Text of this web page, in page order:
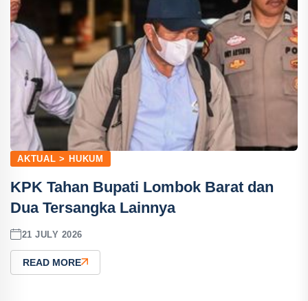
AKTUAL > HUKUM
KPK Tahan Bupati Lombok Barat dan
Dua Tersangka Lainnya
21 JULY 2026
READ MORE